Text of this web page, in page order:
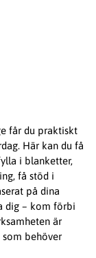
får du praktiskt
Här kan du få
i blanketter,
få stöd i
på dina
dig – kom förbi
är
som behöver